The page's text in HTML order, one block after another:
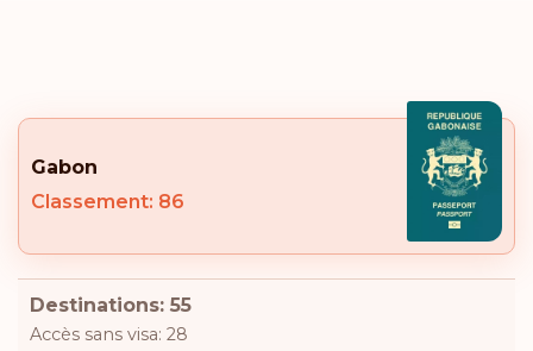
Gabon
Classement: 86
Destinations: 55
Accès sans visa: 28